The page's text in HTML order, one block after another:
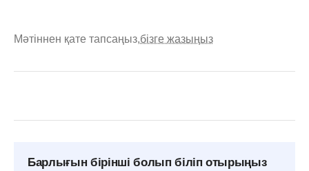
Мәтіннен қате тапсаңыз,бізге жазыңыз
Барлығын бірінші болып біліп отырыңыз